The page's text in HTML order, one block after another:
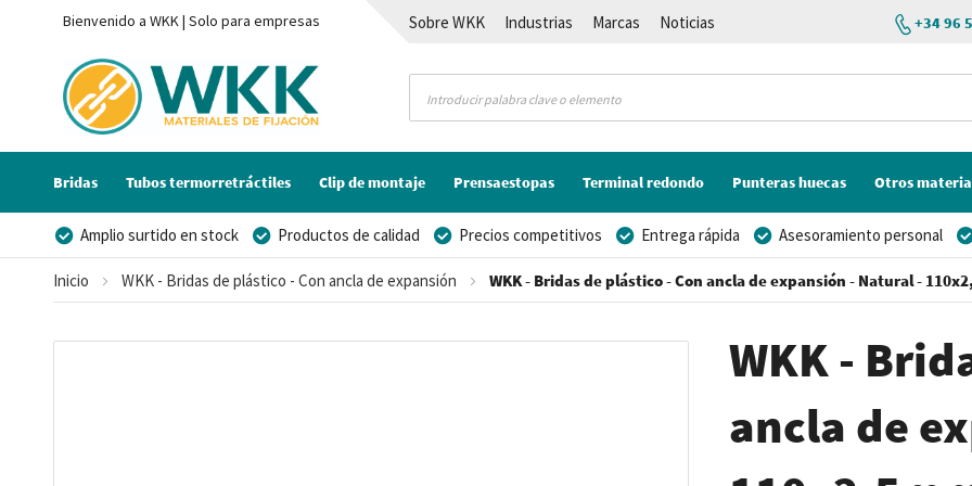
Bienvenido a WKK | Solo para empresas Sobre WKK Industrias Marcas
Noticias
+34 96
Bridas Tubos termorretráctiles Clip de montaje Prensaestopas Terminal redondo Punteras huecas Otros
Amplio surtido en stock Productos de calidad Precios competitivos Entrega rápida
Asesoramiento personal
Posibilidad de crear marca privada
Inicio WKK - Bridas de plástico - Con ancla de expansión WKK - Bridas de plástico - Con ancla de expansión - Natural -
WKK -
ancla de